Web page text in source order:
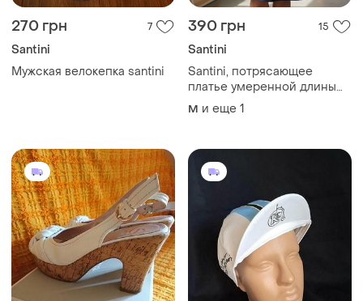
270 грн 7
Santini
Мужская велокепка santini
390 грн 15
Santini
Santini, потрясающее
платье умеренной длины
из микровельвета, made in
M и еще 1